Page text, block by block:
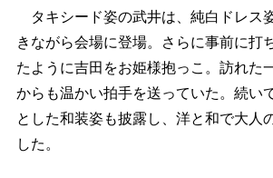
タキシード姿の武井は、純白ドレス
きながら会場に登場。さらに事前に打
たように吉田をお姫様抱っこ。訪れた
からも温かい拍手を送っていた。続い
とした和装姿も披露し、洋と和で大人
した。